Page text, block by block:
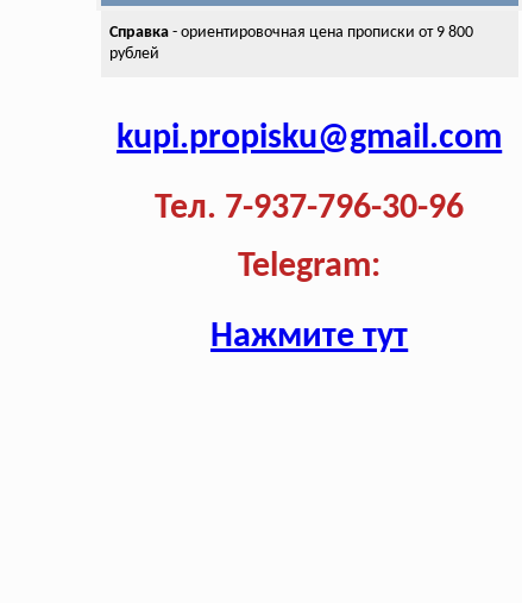
Справка- ориентировочная цена прописки от 9 800
рублей
kupi.propisku@gmail.com
Тел. 7-937-796-30-96
Telegram:
Нажмите тут